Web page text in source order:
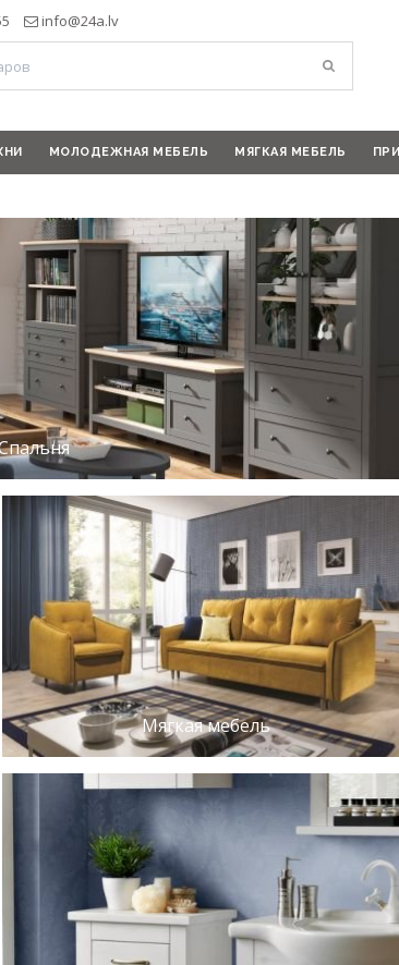
info@24a.lv
МОЛОДЕЖНАЯ МЕБЕЛЬ МЯГКАЯ МЕБЕЛЬ
Мягкая мебель